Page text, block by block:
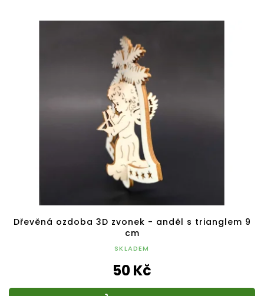
Dřevěná ozdoba 3D zvonek - anděl s trianglem 9
cm
SKLADEM
50 Kč